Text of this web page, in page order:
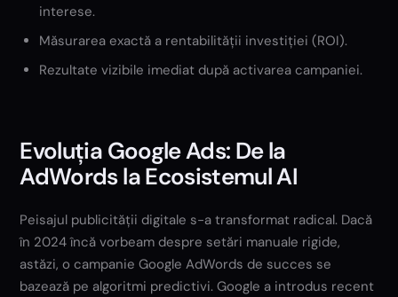
interese.
Măsurarea exactă a rentabilității investiției (ROI).
Rezultate vizibile imediat după activarea campaniei.
Evoluția Google Ads: De la
AdWords la Ecosistemul AI
Peisajul publicității digitale s-a transformat radical. Dacă
în 2024 încă vorbeam despre setări manuale rigide,
astăzi, o campanie Google AdWords de succes se
bazează pe algoritmi predictivi. Google a introdus recent